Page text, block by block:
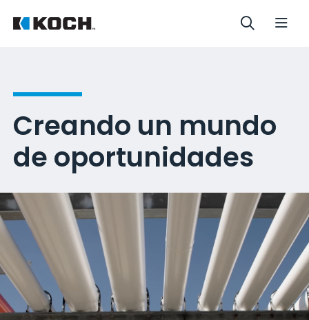
Creando un mundo
de oportunidades